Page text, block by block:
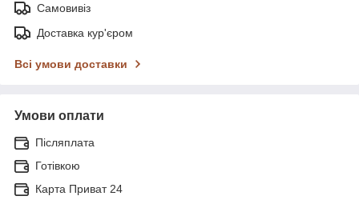
Самовивіз
Доставка кур'єром
Всі умови доставки
Умови оплати
Післяплата
Готівкою
Карта Приват 24